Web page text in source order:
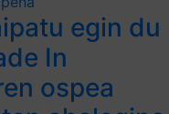
egin du
In
ospea